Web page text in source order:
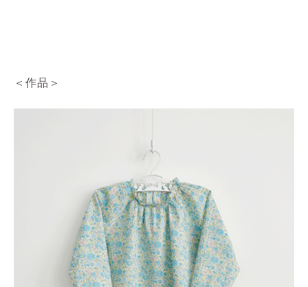
＜作品＞